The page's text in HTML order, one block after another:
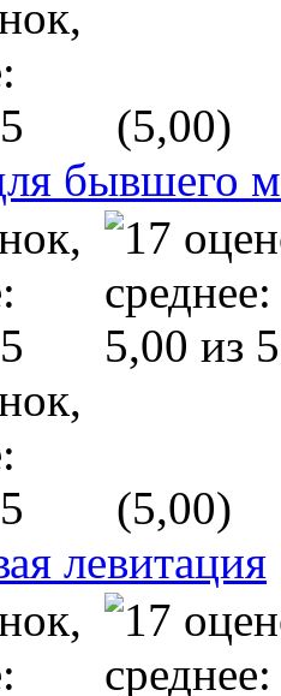
(5,00)
бывшего
(5,00)
левитация